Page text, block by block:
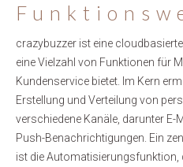
crazybuzzer ist eine
eine Vielzahl von Funktionen für
Kundenservice bietet. Im Kern
Erstellung und Verteilung von
verschiedene Kanäle, darunter E-
Push-Benachrichtigungen. Ein
ist die Automatisierungsfunktion,